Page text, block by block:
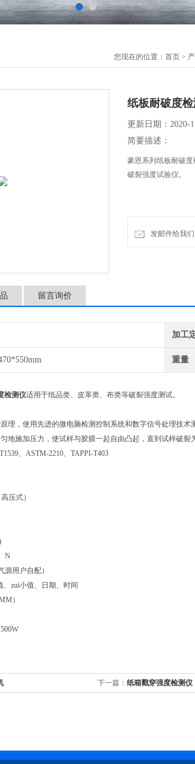
您现在的位置： 首页 >
纸板耐破度
更新日期：2020-
简要描述：
豪恩系列纸板耐破
破裂强度试验仪。
发邮件给我们
留言询价
加工
重量
检测仪适用于纸品类、皮革类、布类等破裂强度测试。
理，使用先进的微电脑检测控制系统和数字信号处理技术
地施加压力，使试样与胶膜一起自由凸起，直到试样破裂
、ASTM-2210、TAPPI-T403
压式）
N
源用户自配）
zuì小值、日期、时间
）
下一篇： 纸箱戳穿强度检测仪